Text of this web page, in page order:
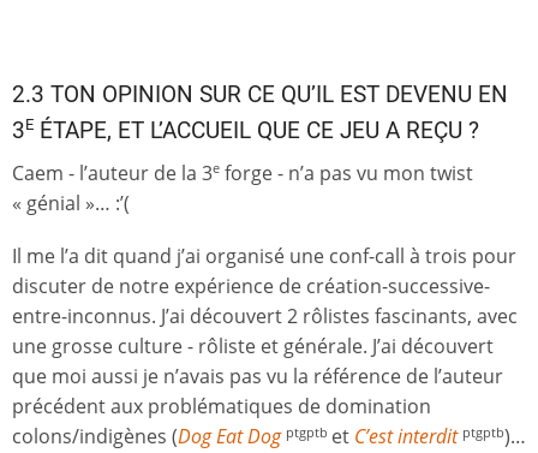
2.3 TON OPINION SUR CE QU’IL EST DEVENU EN
3E ÉTAPE, ET L’ACCUEIL QUE CE JEU A REÇU ?
Caem - l’auteur de la 3e forge - n’a pas vu mon twist
« génial »… :’(
Il me l’a dit quand j’ai organisé une conf-call à trois pour
discuter de notre expérience de création-successive-
entre-inconnus. J’ai découvert 2 rôlistes fascinants, avec
une grosse culture - rôliste et générale. J’ai découvert
que moi aussi je n’avais pas vu la référence de l’auteur
précédent aux problématiques de domination
colons/indigènes (Dog Eat Dog ptgptb et C’est interdit ptgptb)…